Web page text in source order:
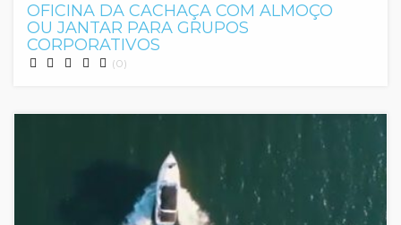
OFICINA DA CACHAÇA COM ALMOÇO
OU JANTAR PARA GRUPOS
CORPORATIVOS
(0)